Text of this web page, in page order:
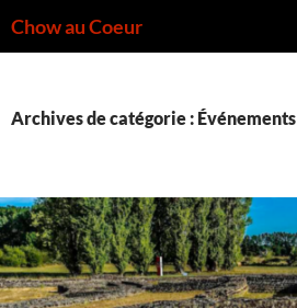
auChow au Coeur
Archives de catégorie : Événements